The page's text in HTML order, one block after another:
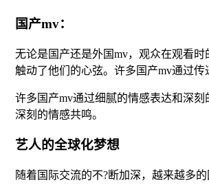
国产mv：
无论是国产还是外国mv，观众在观看
触动了他们的心弦。许多国产mv通过
许多国产mv通过细腻的情感表达和深
深刻的情感共鸣。
艺人的全球化梦想
随着国际交流的不?断加深，越来越多